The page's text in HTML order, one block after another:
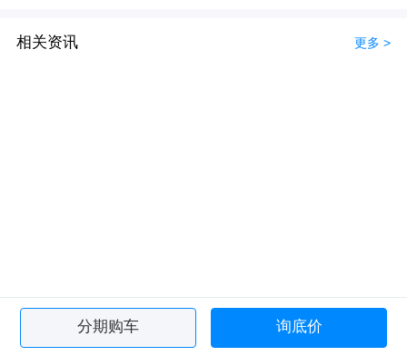
相关资讯 更多 >
分期购车 询底价